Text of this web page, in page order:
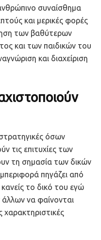
συναίσθημα
και μερικές φορές
των βαθύτερων
και των παιδικών του
και διαχείριση
όσων
τις επιτυχίες των
τη σημασία των δικών
πηγάζει από
το δικό του εγώ
να φαίνονται
χαρακτηριστικές